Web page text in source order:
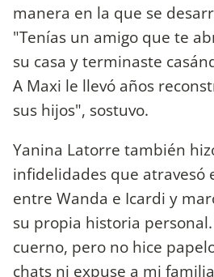
manera en la que se
"Tenías un amigo que te
su casa y terminaste
A Maxi le llevó años
sus hijos", sostuvo.
Yanina Latorre también
infidelidades que atravesó
entre Wanda e Icardi y
su propia historia
cuerno, pero no hice
chats ni expuse a mi